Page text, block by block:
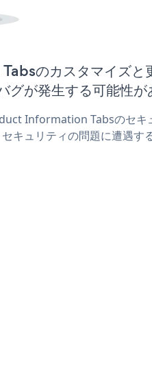
のカスタマイズと
が発生する可能性が
Information Tabsのセキ
キュリティの問題に遭遇す